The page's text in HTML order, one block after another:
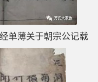
单薄关于朝宗公记载